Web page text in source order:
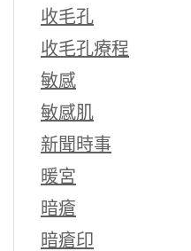
收毛孔
收毛孔療程
敏感
敏感肌
新聞時事
暖宮
暗瘡
暗瘡印